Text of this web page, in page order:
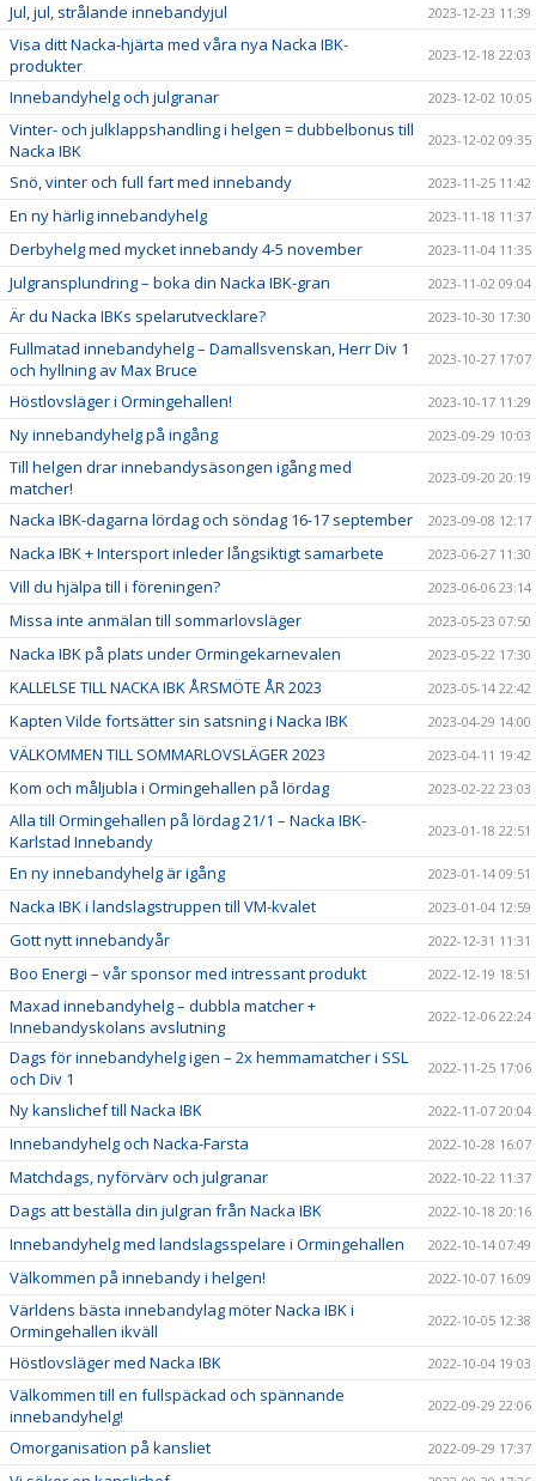
Jul, jul, strålande innebandyjul 2023-12-23 11:39
Visa ditt Nacka-hjärta med våra nya Nacka IBK-
produkter
2023-12-18 22:03
Innebandyhelg och julgranar 2023-12-02 10:05
Vinter- och julklappshandling i helgen = dubbelbonus till
Nacka IBK
2023-12-02 09:35
Snö, vinter och full fart med innebandy 2023-11-25 11:42
En ny härlig innebandyhelg 2023-11-18 11:37
Derbyhelg med mycket innebandy 4-5 november 2023-11-04 11:35
Julgransplundring – boka din Nacka IBK-gran 2023-11-02 09:04
Är du Nacka IBKs spelarutvecklare? 2023-10-30 17:30
Fullmatad innebandyhelg – Damallsvenskan, Herr Div 1
och hyllning av Max Bruce
2023-10-27 17:07
Höstlovsläger i Ormingehallen! 2023-10-17 11:29
Ny innebandyhelg på ingång 2023-09-29 10:03
Till helgen drar innebandysäsongen igång med
matcher!
2023-09-20 20:19
Nacka IBK-dagarna lördag och söndag 16-17 september 2023-09-08 12:17
Nacka IBK + Intersport inleder långsiktigt samarbete 2023-06-27 11:30
Vill du hjälpa till i föreningen? 2023-06-06 23:14
Missa inte anmälan till sommarlovsläger 2023-05-23 07:50
Nacka IBK på plats under Ormingekarnevalen 2023-05-22 17:30
KALLELSE TILL NACKA IBK ÅRSMÖTE ÅR 2023 2023-05-14 22:42
Kapten Vilde fortsätter sin satsning i Nacka IBK 2023-04-29 14:00
VÄLKOMMEN TILL SOMMARLOVSLÄGER 2023 2023-04-11 19:42
Kom och måljubla i Ormingehallen på lördag 2023-02-22 23:03
Alla till Ormingehallen på lördag 21/1 – Nacka IBK-
Karlstad Innebandy
2023-01-18 22:51
En ny innebandyhelg är igång 2023-01-14 09:51
Nacka IBK i landslagstruppen till VM-kvalet 2023-01-04 12:59
Gott nytt innebandyår 2022-12-31 11:31
Boo Energi – vår sponsor med intressant produkt 2022-12-19 18:51
Maxad innebandyhelg – dubbla matcher +
Innebandyskolans avslutning
2022-12-06 22:24
Dags för innebandyhelg igen – 2x hemmamatcher i SSL
och Div 1
2022-11-25 17:06
Ny kanslichef till Nacka IBK 2022-11-07 20:04
Innebandyhelg och Nacka-Farsta 2022-10-28 16:07
Matchdags, nyförvärv och julgranar 2022-10-22 11:37
Dags att beställa din julgran från Nacka IBK 2022-10-18 20:16
Innebandyhelg med landslagsspelare i Ormingehallen 2022-10-14 07:49
Välkommen på innebandy i helgen! 2022-10-07 16:09
Världens bästa innebandylag möter Nacka IBK i
Ormingehallen ikväll
2022-10-05 12:38
Höstlovsläger med Nacka IBK 2022-10-04 19:03
Välkommen till en fullspäckad och spännande
innebandyhelg!
2022-09-29 22:06
Omorganisation på kansliet 2022-09-29 17:37